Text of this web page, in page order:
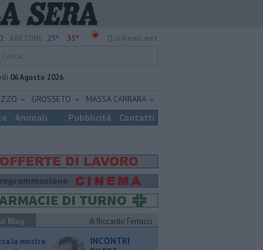
25° 35°
06 Agosto 2026
GROSSETO MASSA CARRARA
Animali Pubblicità Contatti
Blog
di Riccardo Ferrucci
la mostra
INCONTRI